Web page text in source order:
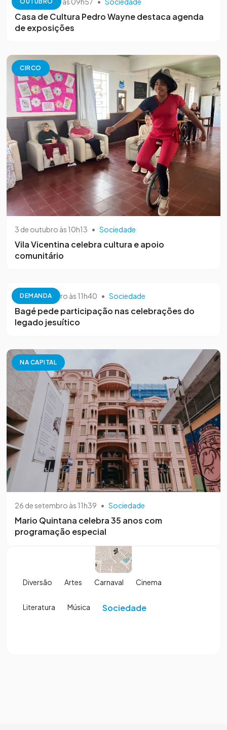
Casa de Cultura Pedro Wayne destaca agenda
de exposições
CIRCO
3 de outubro às 10h13 • Sociedade
Vila Vicentina celebra cultura e apoio
comunitário
DEMANDA
26 de setembro às 11h40 • Sociedade
Bagé pede participação nas celebrações do
legado jesuítico
NA CAPITAL
26 de setembro às 11h39 • Sociedade
Mario Quintana celebra 35 anos com
programação especial
Diversão Artes Carnaval Cinema
Literatura Música Sociedade